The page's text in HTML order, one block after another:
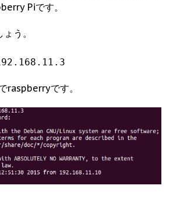
Piです。
う。
raspberryです。